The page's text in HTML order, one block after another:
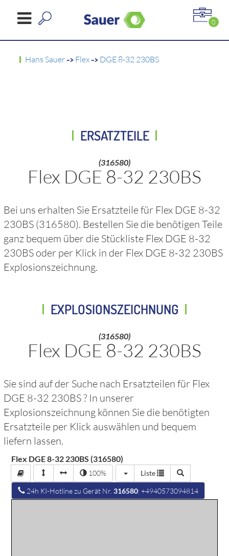
0
Hans Sauer-> Flex-> DGE 8-32 230BS
ERSATZTEILE
(316580)
Flex DGE 8-32 230BS
Bei uns erhalten Sie Ersatzteile für Flex DGE 8-32
230BS (316580). Bestellen Sie die benötigen Teile
ganz bequem über die Stückliste Flex DGE 8-32
230BS oder per Klick in der Flex DGE 8-32 230BS
Explosionszeichnung.
EXPLOSIONSZEICHNUNG
(316580)
Flex DGE 8-32 230BS
Sie sind auf der Suche nach Ersatzteilen für Flex
DGE 8-32 230BS? In unserer
Explosionszeichnung können Sie die benötigten
Ersatzteile per Klick auswählen und bequem
liefern lassen.
Flex DGE 8-32 230BS (316580)
100% Liste
24h KI-Hotline zu Gerät Nr.316580: +4940573094814